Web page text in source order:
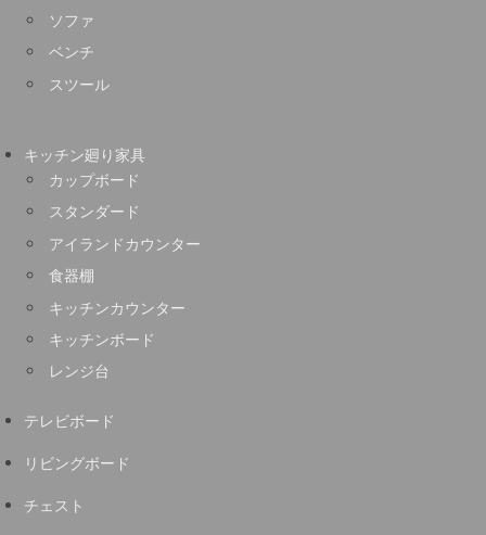
ソファ
ベンチ
スツール
キッチン廻り家具
カップボード
スタンダード
アイランドカウンター
食器棚
キッチンカウンター
キッチンボード
レンジ台
テレビボード
リビングボード
チェスト